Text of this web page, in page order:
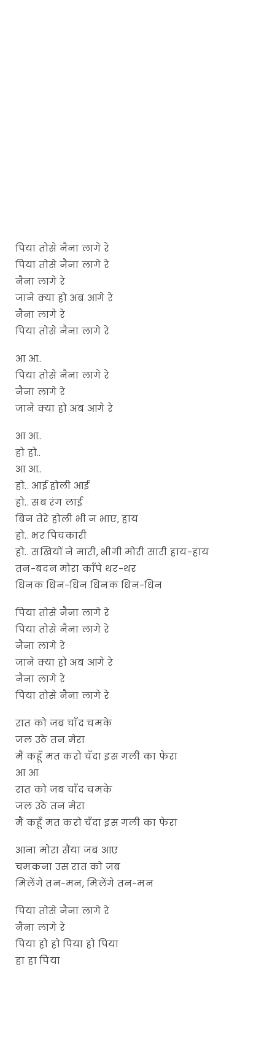
पिया तोसे नैना लागे रे
पिया तोसे नैना लागे रे
नैना लागे रे
जाने क्या हो अब आगे रे
नैना लागे रे
पिया तोसे नैना लागे रे
आ आ..
पिया तोसे नैना लागे रे
नैना लागे रे
जाने क्या हो अब आगे रे
आ आ..
हो हो..
आ आ..
हो.. आई होली आई
हो.. सब रंग लाई
बिन तेरे होली भी न भाए, हाय
हो.. भर पिचकारी
हो.. सखियों ने मारी, भीगी मोरी सारी हाय-हाय
तन-बदन मोरा काँपे थर-थर
धिनक धिन-धिन धिनक धिन-धिन
पिया तोसे नैना लागे रे
पिया तोसे नैना लागे रे
नैना लागे रे
जाने क्या हो अब आगे रे
नैना लागे रे
पिया तोसे नैना लागे रे
रात को जब चाँद चमके
जल उठे तन मेरा
मैं कहूँ मत करो चँदा इस गली का फेरा
आ आ
रात को जब चाँद चमके
जल उठे तन मेरा
मैं कहूँ मत करो चँदा इस गली का फेरा
आना मोरा सैंया जब आए
चमकना उस रात को जब
मिलेंगे तन-मन, मिलेंगे तन-मन
पिया तोसे नैना लागे रे
नैना लागे रे
पिया हो हो पिया हो पिया
हा हा पिया